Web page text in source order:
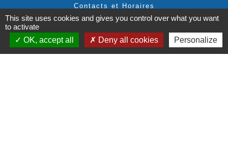
Contacts et Horaires
Commune de Labastide Saint-Georges
81500 Labastide-Saint-Georges - FRANCE
+33 5 63 58 06 13
This site uses cookies and gives you control over what you want
to activate
OK, accept all
Deny all cookies Personalize